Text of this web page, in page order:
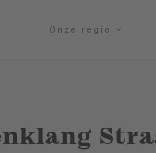
Onze regio